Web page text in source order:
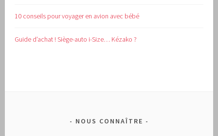
10 conseils pour voyager en avion avec bébé
Guide d’achat !Siège-auto i-Size… Kézako ?
NOUS CONNAÎTRE